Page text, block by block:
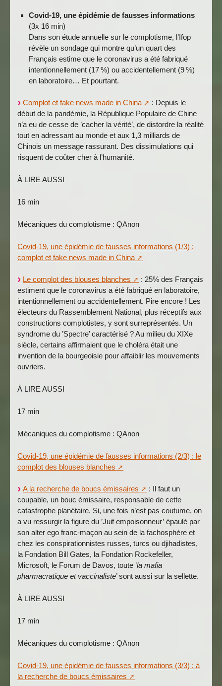
Covid-19, une épidémie de fausses informations
(3x 16 min)
Dans son étude annuelle sur le complotisme, l’Ifop
révèle un sondage qui montre qu’un quart des
Français estime que le coronavirus a été fabriqué
intentionnellement (17 %) ou accidentellement (9 %)
en laboratoire… Et pourtant.
Complot et fake news made in China
: Depuis le
début de la pandémie, la République Populaire de Chine
n’a eu de cesse de ’cacher la vérité’, de distordre la réalité
tout en adressant au monde et aux 1,3 milliards de
Chinois un message rassurant. Des dissimulations qui
risquent de coûter cher à l’humanité.
À LIRE AUSSI
16 min
Mécaniques du complotisme : QAnon
Covid-19, une épidémie de fausses informations (1/3) :
complot et fake news made in China
Le complot des blouses blanches
: 25% des Français
estiment que le coronavirus a été fabriqué en laboratoire,
intentionnellement ou accidentellement. Pire encore ! Les
électeurs du Rassemblement National, plus réceptifs aux
constructions complotistes, y sont surreprésentés. Un
syndrome du ’Spectre’ caractérisé ? Au milieu du XIXe
siècle, certains affirmaient que le choléra était une
invention de la bourgeoisie pour affaiblir les mouvements
ouvriers.
À LIRE AUSSI
17 min
Mécaniques du complotisme : QAnon
Covid-19, une épidémie de fausses informations (2/3) : le
complot des blouses blanches
A la recherche de boucs émissaires
: Il faut un
coupable, un bouc émissaire, responsable de cette
catastrophe planétaire. Si, une fois n’est pas coutume, on
a vu ressurgir la figure du ’Juif empoisonneur’ épaulé par
son alter ego franc-maçon au sein de la fachosphère et
chez les conspirationnistes russes, turcs ou djihadistes,
la Fondation Bill Gates, la Fondation Rockefeller,
Microsoft, le Forum de Davos, toute ’la mafia
pharmacratique et vaccinaliste’ sont aussi sur la sellette.
À LIRE AUSSI
17 min
Mécaniques du complotisme : QAnon
Covid-19, une épidémie de fausses informations (3/3) : à
la recherche de boucs émissaires